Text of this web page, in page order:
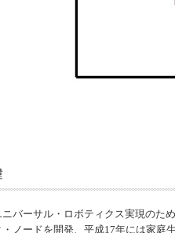
バーサル・ロボティクス実現のた
ノードを開発、平成17年には家庭